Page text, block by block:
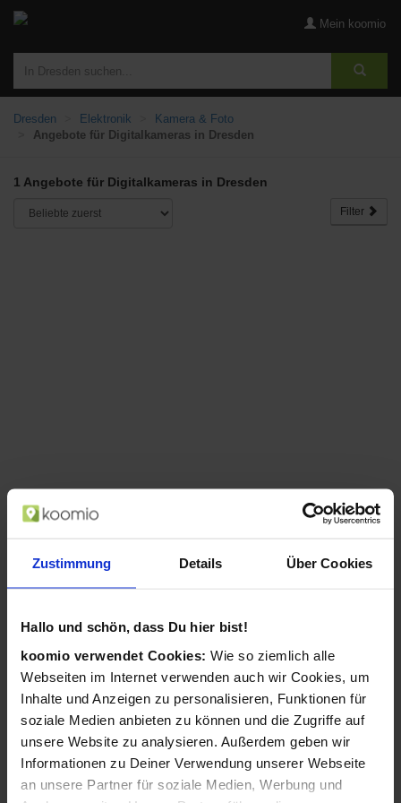
Zustimmung Details Über Cookies
Hallo und schön, dass Du hier bist!
koomio verwendet Cookies: Wie so ziemlich alle
Webseiten im Internet verwenden auch wir Cookies, um
Inhalte und Anzeigen zu personalisieren, Funktionen für
soziale Medien anbieten zu können und die Zugriffe auf
unsere Website zu analysieren. Außerdem geben wir
Informationen zu Deiner Verwendung unserer Webseite
an unsere Partner für soziale Medien, Werbung und
Mein koomio
Dresden Elektronik
Kamera & Foto
Angebote für Digitalkameras in Dresden
1 Angebote für Digitalkameras in Dresden
Filter
AgfaPhoto Compact Realishot DC8200
4896 x 3672 Pixel Pink (Pink)
ab 109,99 €